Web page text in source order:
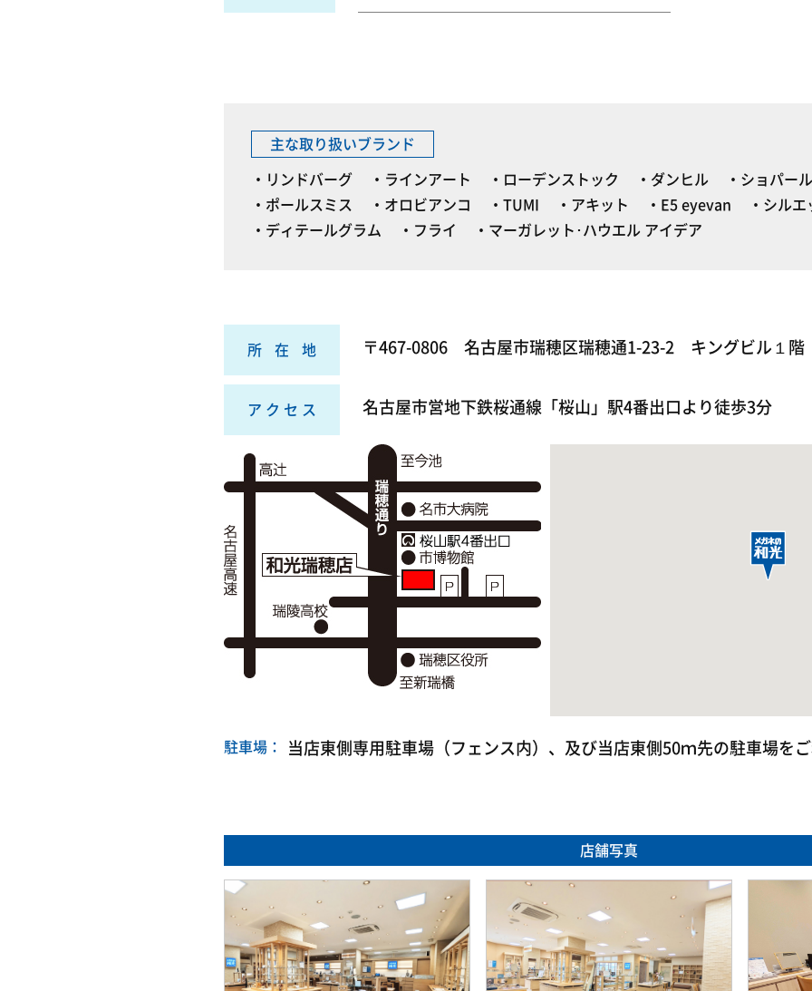
主な取り扱いブランド
リンドバーグ ラインアート ローデンストック ダンヒル ショパール
ポールスミス
オロビアンコ TUMI アキット E5 eyevan
シルエ
ディテールグラム
フライ マーガレット･ハウエル アイデア
所在地 〒467-0806 名古屋市瑞穂区瑞穂通1-23-2 キングビル１階
アクセス 名古屋市営地下鉄桜通線「桜山」駅4番出口より徒歩3分
駐車場： 当店東側専用駐車場（フェンス内）、及び当店東側50ｍ先の駐車場をご
店舗写真